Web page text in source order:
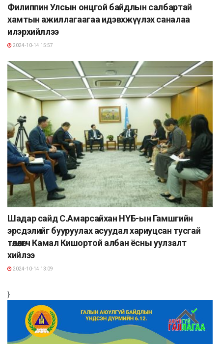
Филиппин Улсын онцгой байдлын салбартай
хамтын ажиллагаагаа идэвхжүүлэх саналаа
илэрхийллээ
2024-10-14 15:57
Шадар сайд С.Амарсайхан НҮБ-ын Гамшгийн
эрсдэлийг бууруулах асуудал хариуцсан тусгай
төлөөлөгч Камал Кишортой албан ёсны уулзалт
хийлээ
2024-10-14 13:09
}